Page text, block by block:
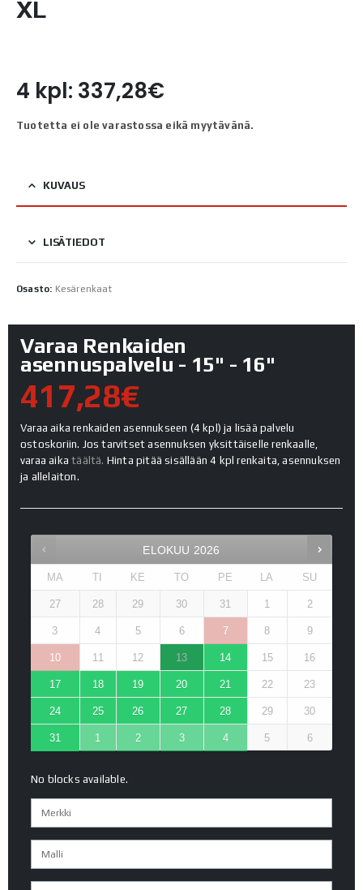
XL
4 kpl: 337,28€
Tuotetta ei ole varastossa eikä myytävänä.
KUVAUS
LISÄTIEDOT
Osasto: Kesärenkaat
Varaa Renkaiden
asennuspalvelu - 15" - 16"
417,28€
Varaa aika renkaiden asennukseen (4 kpl) ja lisää palvelu
ostoskoriin. Jos tarvitset asennuksen yksittäiselle renkaalle,
varaa aikatäältä. Hinta pitää sisällään 4 kpl renkaita, asennuksen
ja allelaiton.
ELOKUU 2026
MA TI KE TO PE LA SU
27 28 29 30 31 1 2
3 4 5 6 7 8 9
10 11 12 13 14 15 16
17 18 19 20 21 22 23
24 25 26 27 28 29 30
31 1 2 3 4 5 6
No blocks available.